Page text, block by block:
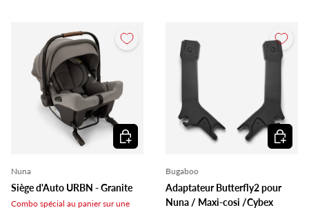
Nuna
Siège d'Auto URBN - Granite
Combo spécial au panier sur une
Ajouter au panier
Bugaboo
Adaptateur Butterfly2 pour
Nuna / Maxi-cosi /Cybex
Ajouter